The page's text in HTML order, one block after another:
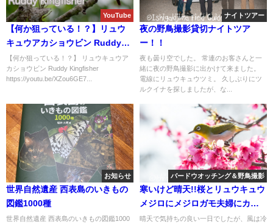
YouTube
【何か狙っている！？】リュウ
キュウアカショウビン Ruddy
Kingfisher
【何か狙っている！？】 リュウキュウア
カショウビン Ruddy Kingfisher
https://youtu.be/XZou6GE7...
ナイトツアー
夜の野鳥撮影貸切ナイトツア
ー！！
夜も曇り空でした。 常連のお客さんと一
緒に夜の野鳥撮影に出かけて来ました。
電線にリュウキュウツミ。 久しぶりにツ
ルクイナを探しましたが、な...
お知らせ
世界自然遺産 西表島のいきもの
図鑑1000種
世界自然遺産 西表島のいきもの図鑑1000
バードウオッチング＆野鳥撮影
寒いけど晴天!!桜とリュウキュウ
メジロにメジロガモ夫婦にカン
ムリワシ沢山等など盛り沢山の
晴天で気持ちの良い一日でしたが、風は冷